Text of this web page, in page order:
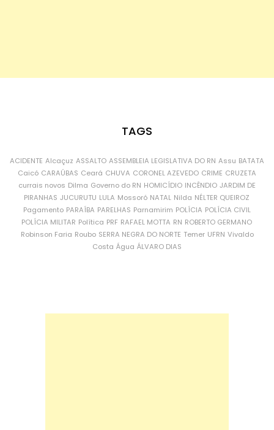
TAGS
ACIDENTE Alcaçuz ASSALTO ASSEMBLEIA LEGISLATIVA DO RN Assu BATATA
Caicó CARAÚBAS Ceará CHUVA CORONEL AZEVEDO CRIME CRUZETA
currais novos Dilma Governo do RN HOMICÍDIO INCÊNDIO JARDIM DE
PIRANHAS JUCURUTU LULA Mossoró NATAL Nilda NÉLTER QUEIROZ
Pagamento PARAÍBA PARELHAS Parnamirim POLÍCIA POLÍCIA CIVIL
POLÍCIA MILITAR Política PRF RAFAEL MOTTA RN ROBERTO GERMANO
Robinson Faria Roubo SERRA NEGRA DO NORTE Temer UFRN Vivaldo
Costa Água ÁLVARO DIAS